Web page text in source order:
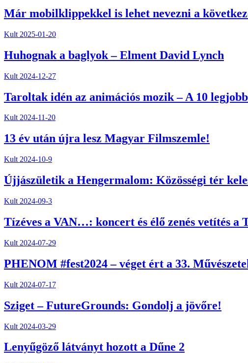
Már mobilklippekkel is lehet nevezni a
Kult 2025-01-20
Huhognak a baglyok – Elment David Lynch
Kult 2024-12-27
Taroltak idén az animációs mozik – A 10
Kult 2024-11-20
13 év után újra lesz Magyar Filmszemle!
Kult 2024-10-9
Újjászületik a Hengermalom: Közösségi tér
Kult 2024-09-3
Tízéves a VAN…: koncert és élő zenés vetítés a
Kult 2024-07-29
PHENOM #fest2024 – véget ért a 33.
Kult 2024-07-17
Sziget – FutureGrounds: Gondolj a jövőre!
Kult 2024-03-29
Lenyűgöző látványt hozott a Dűne 2